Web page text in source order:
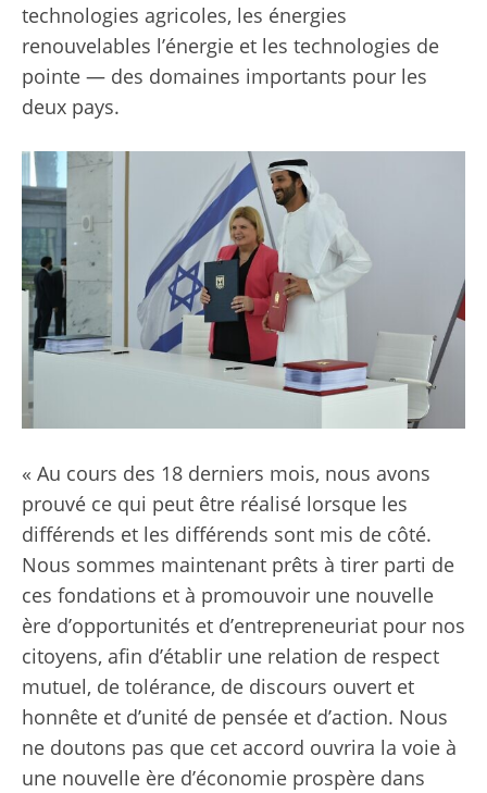
technologies agricoles, les énergies
renouvelables l’énergie et les technologies de
pointe — des domaines importants pour les
deux pays.
« Au cours des 18 derniers mois, nous avons
prouvé ce qui peut être réalisé lorsque les
différends et les différends sont mis de côté.
Nous sommes maintenant prêts à tirer parti de
ces fondations et à promouvoir une nouvelle
ère d’opportunités et d’entrepreneuriat pour nos
citoyens, afin d’établir une relation de respect
mutuel, de tolérance, de discours ouvert et
honnête et d’unité de pensée et d’action. Nous
ne doutons pas que cet accord ouvrira la voie à
une nouvelle ère d’économie prospère dans